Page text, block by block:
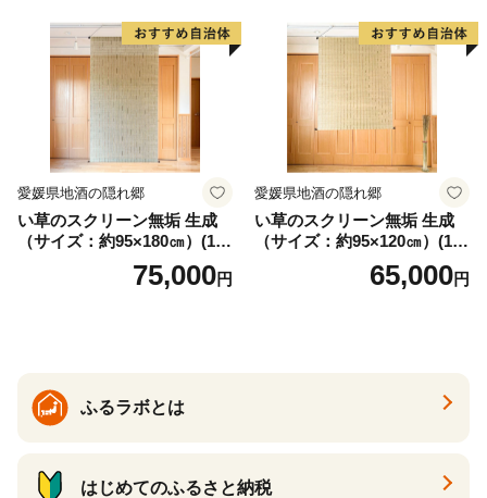
ウイルス効果 お取り寄せ 愛
知県 小牧市 送料無料
愛媛県地酒の隠れ郷
い草のスクリーン無垢 生成
（サイズ：約95×180㎝）(14
75,000円
愛媛県地酒の隠れ郷
い草のスクリーン無垢 生成
（サイズ：約95×120㎝）(14
65,000円
ふるラボとは
はじめてのふるさと納税